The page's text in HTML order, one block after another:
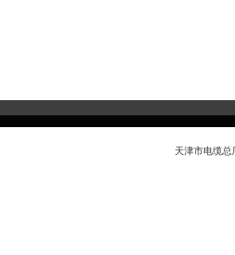
天津市电缆总